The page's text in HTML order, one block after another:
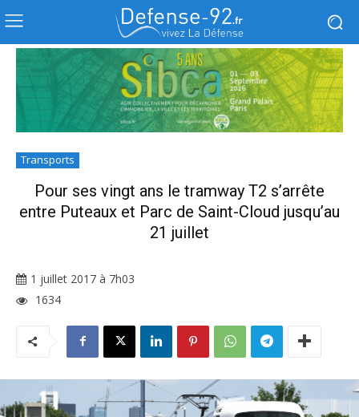
Transports
Pour ses vingt ans le tramway T2 s’arrête
entre Puteaux et Parc de Saint-Cloud jusqu’au
21 juillet
1 juillet 2017 à 7h03
1634